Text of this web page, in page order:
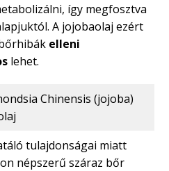
így megfosztva
A jojobaolaj ezért
elleni
lehet.
Chinensis (jojoba)
tulajdonságai miatt
népszerű száraz bőr